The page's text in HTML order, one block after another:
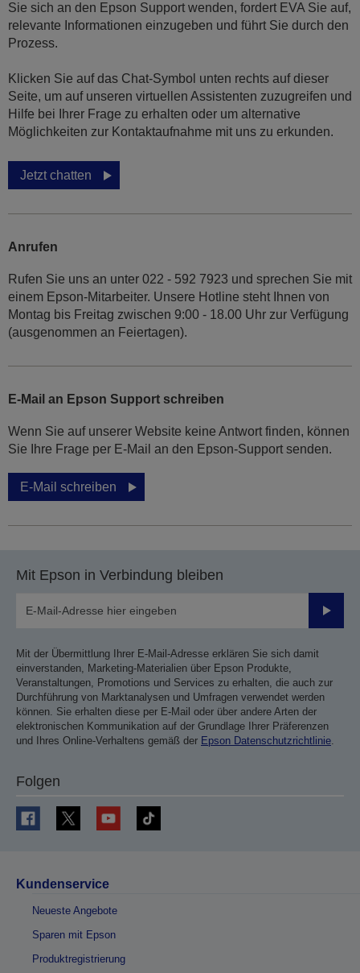
Sie sich an den Epson Support wenden, fordert EVA Sie auf,
relevante Informationen einzugeben und führt Sie durch den
Prozess.
Klicken Sie auf das Chat-Symbol unten rechts auf dieser
Seite, um auf unseren virtuellen Assistenten zuzugreifen und
Hilfe bei Ihrer Frage zu erhalten oder um alternative
Möglichkeiten zur Kontaktaufnahme mit uns zu erkunden.
Jetzt chatten
Anrufen
Rufen Sie uns an unter 022 - 592 7923 und sprechen Sie mit
einem Epson-Mitarbeiter. Unsere Hotline steht Ihnen von
Montag bis Freitag zwischen 9:00 - 18.00 Uhr zur Verfügung
(ausgenommen an Feiertagen).
E-Mail an Epson Support schreiben
Wenn Sie auf unserer Website keine Antwort finden, können
Sie Ihre Frage per E-Mail an den Epson-Support senden.
E-Mail schreiben
Mit Epson in Verbindung bleiben
Mit der Übermittlung Ihrer E-Mail-Adresse erklären Sie sich damit
einverstanden, Marketing-Materialien über Epson Produkte,
Veranstaltungen, Promotions und Services zu erhalten, die auch zur
Durchführung von Marktanalysen und Umfragen verwendet werden
können. Sie erhalten diese per E-Mail oder über andere Arten der
elektronischen Kommunikation auf der Grundlage Ihrer Präferenzen
und Ihres Online-Verhaltens gemäß der Epson Datenschutzrichtlinie.
Folgen
Kundenservice
Neueste Angebote
Sparen mit Epson
Produktregistrierung